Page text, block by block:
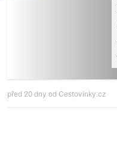
před 20 dny od Cestovinky.cz